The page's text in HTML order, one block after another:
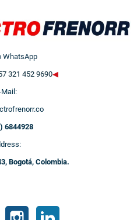
WhatsApp
321 452 9690◀
Mail:
6844928
Bogotá, Colombia.
Pinterest Instagram